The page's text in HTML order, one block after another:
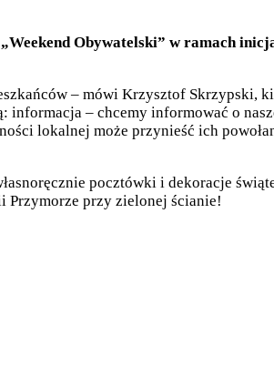
Obywatelski” w ramach
– mówi Krzysztof Skrzypski,
informacja – chcemy informować o
lokalnej może przynieść ich
pocztówki i dekoracje
Przymorze przy zielonej ścianie!